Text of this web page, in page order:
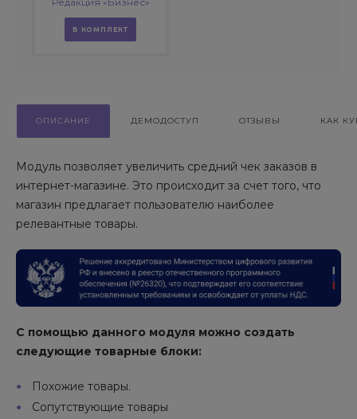
В КОМПЛЕКТ
ОПИСАНИЕ ДЕМОДОСТУП ОТЗЫВЫ КАК
Модуль позволяет увеличить средний чек заказов в
интернет-магазине. Это происходит за счет того, что
магазин предлагает пользователю наиболее
релевантные товары.
С помощью данного модуля можно создать
следующие товарные блоки:
Похожие товары.
Сопутствующие товары